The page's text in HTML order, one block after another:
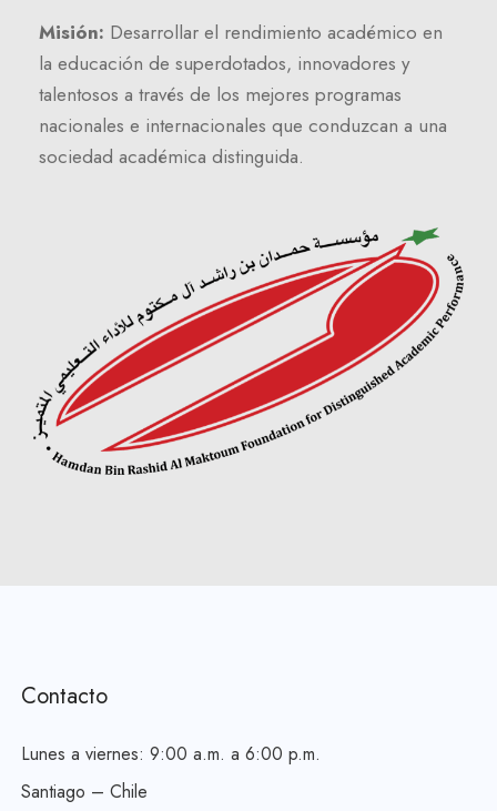
Misión: Desarrollar el rendimiento académico en
la educación de superdotados, innovadores y
talentosos a través de los mejores programas
nacionales e internacionales que conduzcan a una
sociedad académica distinguida.
Contacto
Lunes a viernes: 9:00 a.m. a 6:00 p.m.
Santiago – Chile